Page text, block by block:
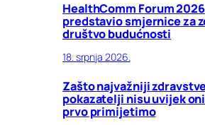
HealthComm Forum
predstavio smjernice za
društvo budućnosti
18. srpnja 2026.
Zašto najvažniji
pokazatelji nisu uvijek
prvo primijetimo